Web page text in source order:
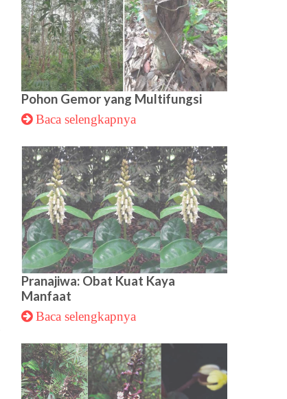
Pohon Gemor yang Multifungsi
Baca selengkapnya
Pranajiwa: Obat Kuat Kaya
Manfaat
Baca selengkapnya